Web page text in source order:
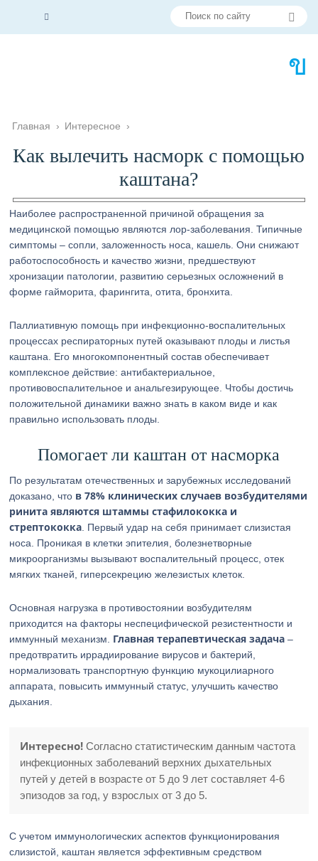
Главная › Интересное ›
Как вылечить насморк с помощью
каштана?
Наиболее распространенной причиной обращения за
медицинской помощью являются лор-заболевания. Типичные
симптомы – сопли, заложенность носа, кашель. Они снижают
работоспособность и качество жизни, предшествуют
хронизации патологии, развитию серьезных осложнений в
форме гайморита, фарингита, отита, бронхита.
Паллиативную помощь при инфекционно-воспалительных
процессах респираторных путей оказывают плоды и листья
каштана. Его многокомпонентный состав обеспечивает
комплексное действие: антибактериальное,
противовоспалительное и анальгезирующее. Чтобы достичь
положительной динамики важно знать в каком виде и как
правильно использовать плоды.
Помогает ли каштан от насморка
По результатам отечественных и зарубежных исследований
доказано, что в 78% клинических случаев возбудителями
ринита являются штаммы стафилококка и
стрептококка . Первый удар на себя принимает слизистая
носа. Проникая в клетки эпителия, болезнетворные
микроорганизмы вызывают воспалительный процесс, отек
мягких тканей, гиперсекрецию железистых клеток.
Основная нагрузка в противостоянии возбудителям
приходится на факторы неспецифической резистентности и
иммунный механизм. Главная терапевтическая задача –
предотвратить иррадиирование вирусов и бактерий,
нормализовать транспортную функцию мукоцилиарного
аппарата, повысить иммунный статус, улучшить качество
дыхания.
Интересно! Согласно статистическим данным частота
инфекционных заболеваний верхних дыхательных
путей у детей в возрасте от 5 до 9 лет составляет 4-6
эпизодов за год, у взрослых от 3 до 5.
С учетом иммунологических аспектов функционирования
слизистой, каштан является эффективным средством